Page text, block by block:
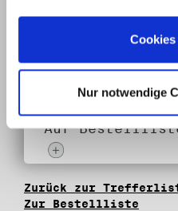
Nur notwendige
Provenienz:
Weißhuhn,
Datum:
März - Juni
Auf
Zurück zur
Zur Bestellliste